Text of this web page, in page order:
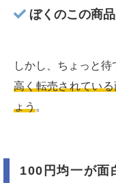
ぼくのこの商
しかし、ちょっと待
高く転売されてい
ょう。
100円均一が面